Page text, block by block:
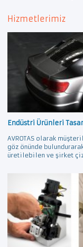
Hizmetlerimiz
Endüstri Ürünleri
AVROTAS olarak
göz önünde
üretilebilen ve şirket